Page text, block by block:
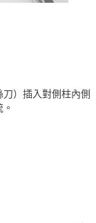
）插入對側柱內側